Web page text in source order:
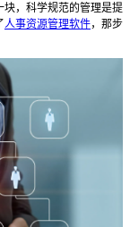
，科学规范的管理是提
人事资源管理软件，那步